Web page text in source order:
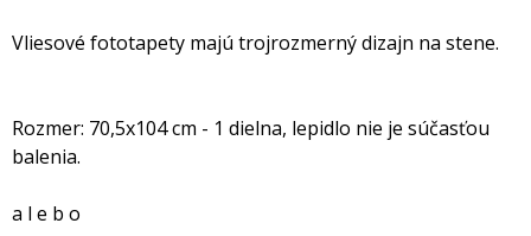
Vliesové fototapety majú trojrozmerný dizajn na stene.
Rozmer: 70,5x104 cm - 1 dielna, lepidlo nie je súčasťou
balenia.
a l e b o